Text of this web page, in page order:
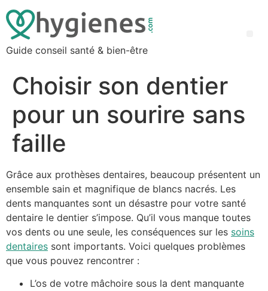
Guide conseil santé & bien-être
Choisir son dentier
pour un sourire sans
faille
Grâce aux prothèses dentaires, beaucoup présentent un
ensemble sain et magnifique de blancs nacrés. Les
dents manquantes sont un désastre pour votre santé
dentaire le dentier s’impose. Qu’il vous manque toutes
vos dents ou une seule, les conséquences sur les soins
dentaires sont importants. Voici quelques problèmes
que vous pouvez rencontrer :
L’os de votre mâchoire sous la dent manquante